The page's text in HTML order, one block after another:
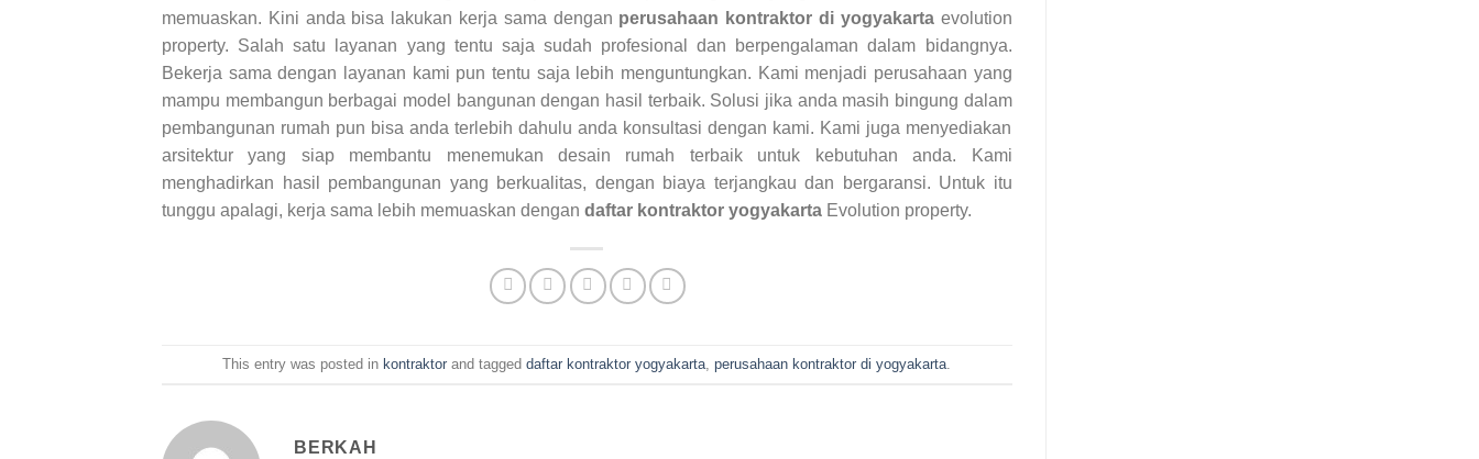
memuaskan. Kini anda bisa lakukan kerja sama dengan perusahaan kontraktor di yogyakartaevolution
property. Salah satu layanan yang tentu saja sudah profesional dan berpengalaman dalam bidangnya.
Bekerja sama dengan layanan kami pun tentu saja lebih menguntungkan. Kami menjadi perusahaan yang
mampu membangun berbagai model bangunan dengan hasil terbaik. Solusi jika anda masih bingung dalam
pembangunan rumah pun bisa anda terlebih dahulu anda konsultasi dengan kami. Kami juga menyediakan
arsitektur yang siap membantu menemukan desain rumah terbaik untuk kebutuhan anda. Kami
menghadirkan hasil pembangunan yang berkualitas, dengan biaya terjangkau dan bergaransi. Untuk itu
tunggu apalagi, kerja sama lebih memuaskan dengan daftar kontraktor yogyakarta Evolution property.
This entry was posted inkontraktor and taggeddaftar kontraktor yogyakarta ,perusahaan kontraktor di yogyakarta
BERKAH